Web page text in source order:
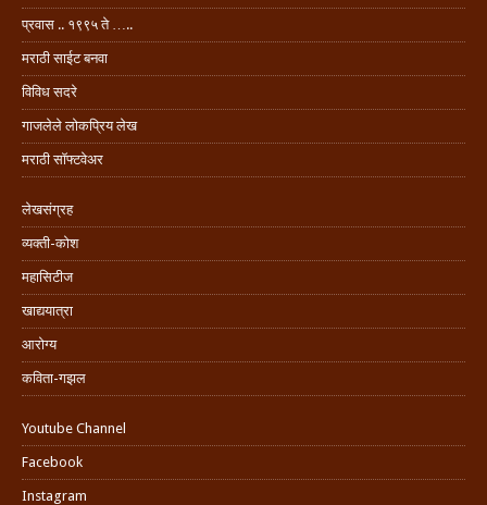
प्रवास .. १९९५ ते …..
मराठी साईट बनवा
विविध सदरे
गाजलेले लोकप्रिय लेख
मराठी सॉफ्टवेअर
लेखसंग्रह
व्यक्ती-कोश
महासिटीज
खाद्ययात्रा
आरोग्य
कविता-गझल
Youtube Channel
Facebook
Instagram